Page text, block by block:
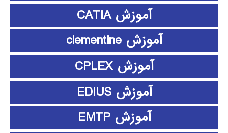
آموزش CATIA
آموزش clementine
آموزش CPLEX
آموزش EDIUS
آموزش EMTP